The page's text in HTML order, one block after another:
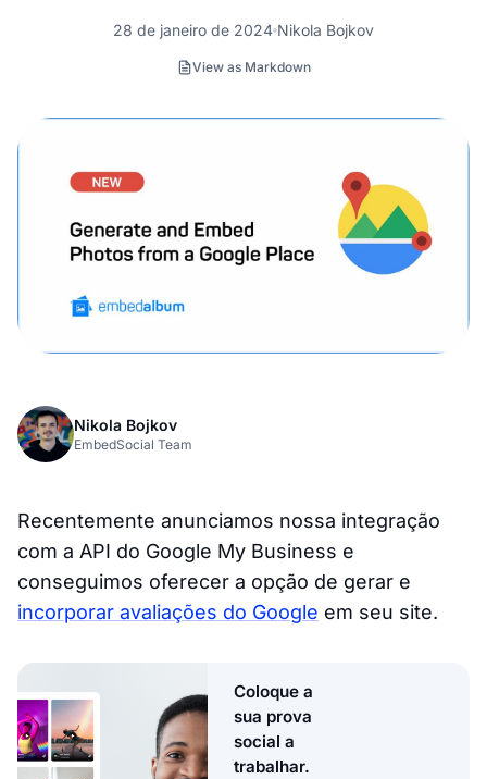
28 de janeiro de 2024 Nikola Bojkov
View as Markdown
Nikola Bojkov
EmbedSocial Team
Recentemente anunciamos nossa integração
com a API do Google My Business e
conseguimos oferecer a opção de gerar e
incorporar avaliações do Google em seu site.
Coloque a
sua prova
social a
trabalhar.